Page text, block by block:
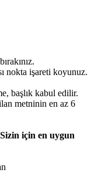
nokta işareti koyunuz.
başlık kabul edilir.
metninin en az 6
Sizin için en uygun